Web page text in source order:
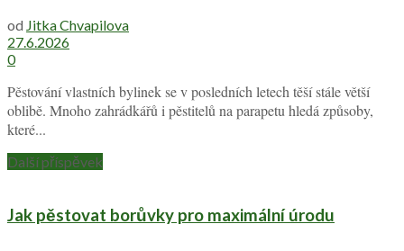
od Jitka Chvapilova
27.6.2026
0
Pěstování vlastních bylinek se v posledních letech těší stále větší
oblibě. Mnoho zahrádkářů i pěstitelů na parapetu hledá způsoby,
které...
Další příspěvek
Jak pěstovat borůvky pro maximální úrodu